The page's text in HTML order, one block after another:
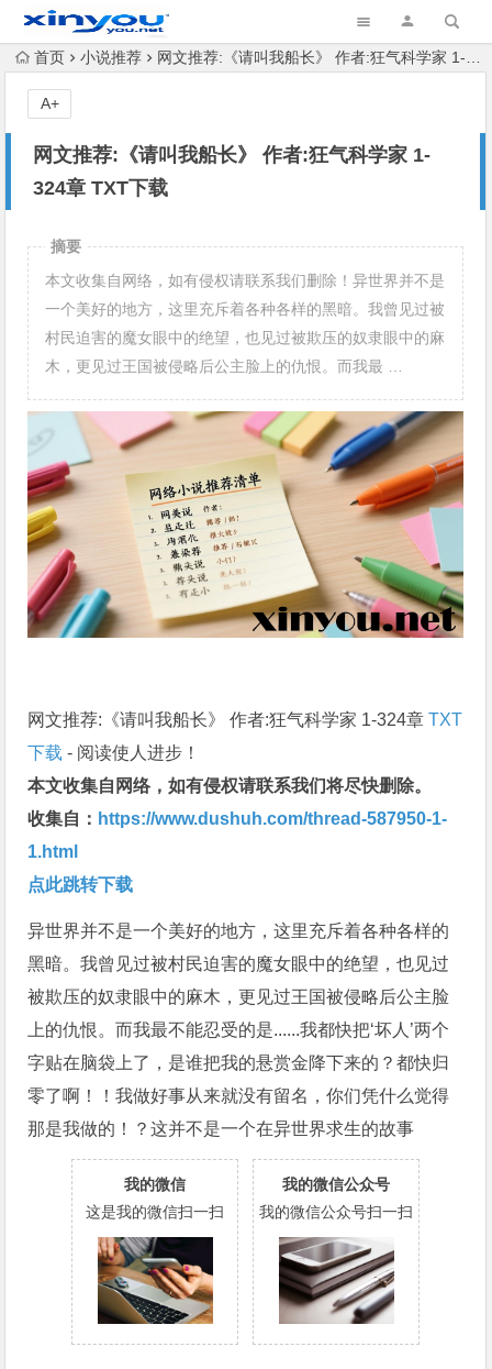
首页 小说推荐 网文推荐:《请叫我船长》 作者:狂气科学家 1-324章 TXT下载
网文推荐:《请叫我船长》 作者:狂气科学家 1-
324章 TXT下载
A+
摘要
本文收集自网络，如有侵权请联系我们删除！异世界并不是
一个美好的地方，这里充斥着各种各样的黑暗。我曾见过被
村民迫害的魔女眼中的绝望，也见过被欺压的奴隶眼中的麻
木，更见过王国被侵略后公主脸上的仇恨。而我最 …
网文推荐:《请叫我船长》 作者:狂气科学家 1-324章TXT
下载 - 阅读使人进步！
本文收集自网络，如有侵权请联系我们将尽快删除。
收集自： https://www.dushuh.com/thread-587950-1-
1.html
点此跳转下载
异世界并不是一个美好的地方，这里充斥着各种各样的
黑暗。我曾见过被村民迫害的魔女眼中的绝望，也见过
被欺压的奴隶眼中的麻木，更见过王国被侵略后公主脸
上的仇恨。而我最不能忍受的是......我都快把‘坏人’两个
字贴在脑袋上了，是谁把我的悬赏金降下来的？都快归
零了啊！！我做好事从来就没有留名，你们凭什么觉得
那是我做的！？这并不是一个在异世界求生的故事
我的微信
这是我的微信扫一扫
我的微信公众号
我的微信公众号扫一扫